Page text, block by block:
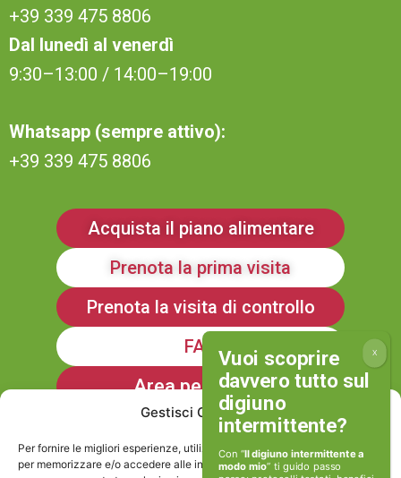
Gestisci Consenso
Per fornire le migliori esperienze, utilizziamo tecnologie come i cookie
per memorizzare e/o accedere alle informazioni del dispositivo. Il
+39 339 475 8806
Dal lunedì al venerdì
9:30–13:00 / 14:00–19:00
Whatsapp (sempre attivo):
+39 339 475 8806
Acquista il piano alimentare
Prenota la prima visita
Prenota la visita di controllo
FAQ
Area personale
Iscriviti alla Newsletter
Con “Il digiuno intermittente a
modo mio” ti guido passo